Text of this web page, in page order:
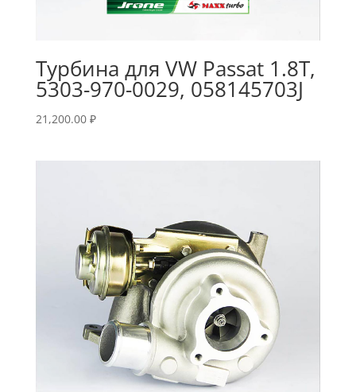
Турбина для VW Passat 1.8T,
5303-970-0029, 058145703J
21,200.00 ₽